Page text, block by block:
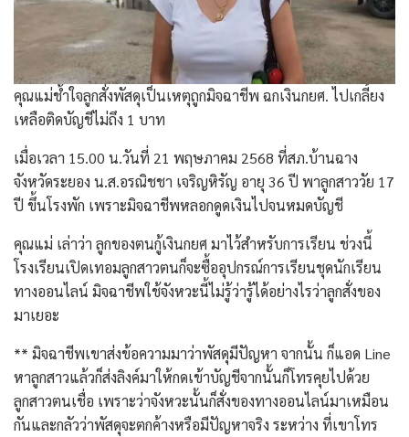
คุณแม่ช้ำใจลูกสั่งพัสดุเป็นเหตุถูกมิจฉาชีพ ฉกเงินกยศ. ไปเกลี้ยง
เหลือติดบัญชีไม่ถึง 1 บาท
เมื่อเวลา 15.00 น.วันที่ 21 พฤษภาคม 2568 ที่สภ.บ้านฉาง
จังหวัดระยอง น.ส.อรณิชชา เจริญหิรัญ อายุ 36 ปี พาลูกสาววัย 17
ปี ขึ้นโรงพัก เพราะมิจฉาชีพหลอกดูดเงินไปจนหมดบัญชี
คุณแม่ เล่าว่า ลูกของตนกู้เงินกยศ มาไว้สำหรับการเรียน ช่วงนี้
โรงเรียนเปิดเทอมลูกสาวตนก็จะซื้ออุปกรณ์การเรียนชุดนักเรียน
ทางออนไลน์ มิจฉาชีพใช้จังหวะนี้ไม่รู้ว่ารู้ได้อย่างไรว่าลูกสั่งของ
มาเยอะ
** มิจฉาชีพเขาส่งข้อความมาว่าพัสดุมีปัญหา จากนั้น ก็แอด Line
หาลูกสาวแล้วก็ส่งลิงค์มาให้กดเข้าบัญชีจากนั้นก็โทรคุยไปด้วย
ลูกสาวตนเชื่อ เพราะว่าจังหวะนั้นก็สั่งของทางออนไลน์มาเหมือน
กันและกลัวว่าพัสดุจะตกค้างหรือมีปัญหาจริง ระหว่าง ที่เขาโทร